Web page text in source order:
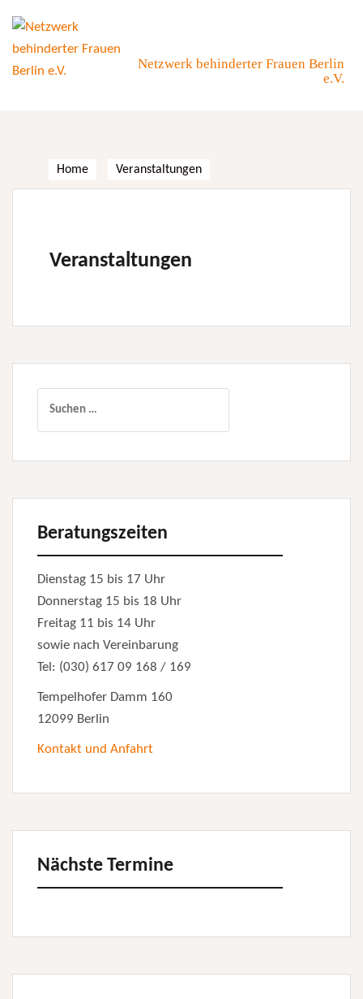
content
Netzwerk behinderter Frauen Berlin
e.V.
Home Veranstaltungen
Veranstaltungen
Beratungszeiten
Dienstag 15 bis 17 Uhr
Donnerstag 15 bis 18 Uhr
Freitag 11 bis 14 Uhr
sowie nach Vereinbarung
Tel: (030) 617 09 168 / 169
Tempelhofer Damm 160
12099 Berlin
Kontakt und Anfahrt
Nächste Termine